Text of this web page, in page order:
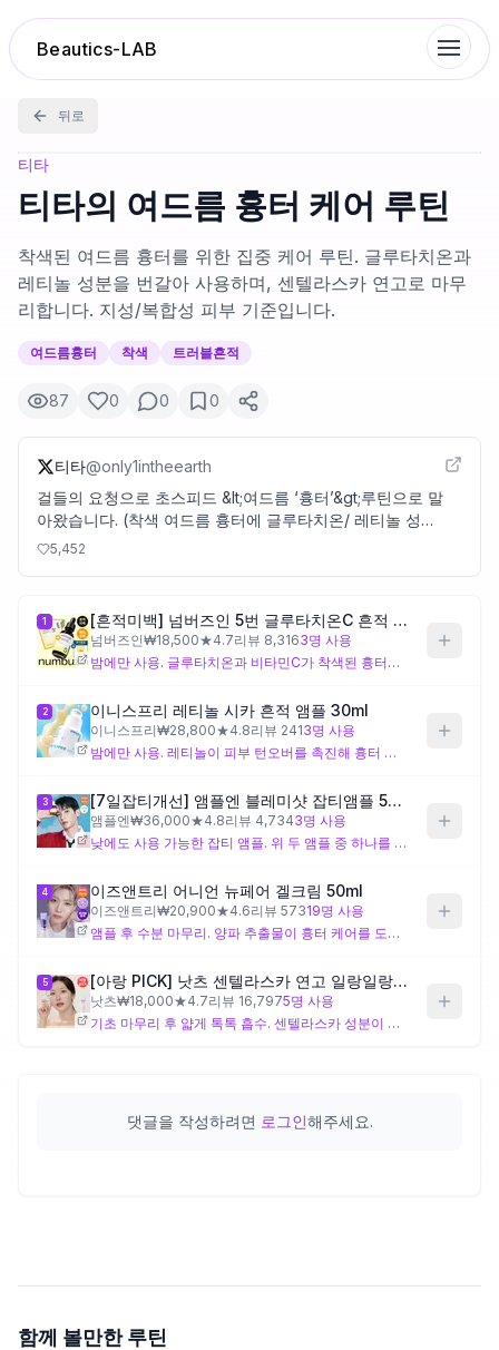
Beautics-LAB
성분분석
나의 스킨케어
대화 이력
루틴탐색
제품비교
Login
뒤로
티타
티타의 여드름 흉터 케어 루틴
착색된 여드름 흉터를 위한 집중 케어 루틴. 글루타치온과
레티놀 성분을 번갈아 사용하며, 센텔라스카 연고로 마무
리합니다. 지성/복합성 피부 기준입니다.
여드름흉터 착색 트러블흔적
87 0 0 0
티타@only1intheearth
걸들의 요청으로 초스피드 &lt;여드름 ‘흉터’&gt;루틴으로 말
아왔습니다. (착색 여드름 흉터에 글루타치온/ 레티놀 성분
을 쓰는 편임) ▪️넘버즈인 글루타치온C 흔적 앰플 (밤에만 사
5,452
1 [흔적미백] 넘버즈인 5번 글루타치온C 흔적 앰플 30ml 기획(+패드 6매 증정)
넘버즈인₩18,500★4.7리뷰 8,3163명 사용
밤에만 사용. 글루타치온과 비타민C가 착색된 흉터를 집중 케어합니다. 레티놀 앰플과 번갈아 사용하며, 햇빛에 민감해질 수 있어 저녁 루틴에 배치합니다.
2 이니스프리 레티놀 시카 흔적 앰플 30ml
이니스프리₩28,800★4.8리뷰 2413명 사용
밤에만 사용. 레티놀이 피부 턴오버를 촉진해 흉터 개선을 돕고, 시카 성분이 자극을 완화합니다. 글루타치온 앰플과 번갈아 사용합니다.
3 [7일잡티개선] 앰플엔 블레미샷 잡티앰플 50ml
앰플엔₩36,000★4.8리뷰 4,7343명 사용
낮에도 사용 가능한 잡티 앰플. 위 두 앰플 중 하나를 바른 뒤 사용하거나, 낮 루틴에서 단독으로 사용합니다. 7일 잡티 개선 효과를 기대할 수 있습니다.
4 이즈앤트리 어니언 뉴페어 겔크림 50ml
이즈앤트리₩20,900★4.6리뷰 57319명 사용
앰플 후 수분 마무리. 양파 추출물이 흉터 케어를 도우며, 지성/복합성 전용 겔크림이라 가볍게 마무리됩니다. 건성은 수분크림을 얇게 추가하세요.
5 [아랑 PICK] 낫츠 센텔라스카 연고 일랑일랑 15g
낫츠₩18,000★4.7리뷰 16,7975명 사용
기초 마무리 후 얇게 톡톡 흡수. 센텔라스카 성분이 여드름 흉터를 집중 케어합니다. 흔적이 옅거나 피부가 얇으면 생략 가능합니다.
댓글을 작성하려면 로그인해주세요.
함께 볼만한 루틴